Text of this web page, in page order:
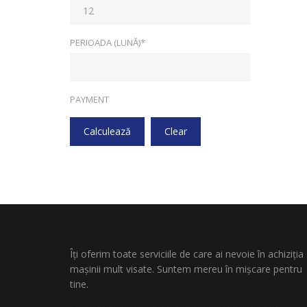
PERIOADA (LUNĂ)*
PAYMENT
Calculează Clear
Îți oferim toate serviciile de care ai nevoie în achiziția
mașinii mult visate. Suntem mereu în mișcare pentru
tine.